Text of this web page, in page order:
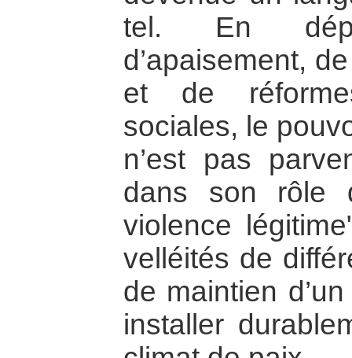
tel. En
d’apaisement,
et de
sociales, le
n’est pas
dans son rôle
violence
velléités de
de maintien
installer